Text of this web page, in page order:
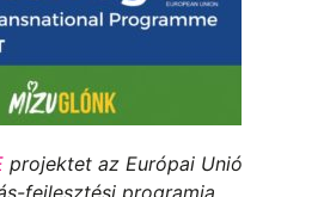
projektet az Európai Unió
fejlesztési programja